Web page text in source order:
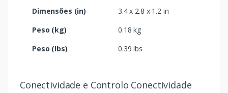
Dimensões (in)
3.4 x 2.8 x 1.2 in
Peso (kg)
0.18 kg
Peso (lbs)
0.39 lbs
Conectividade e Controlo Conectividade